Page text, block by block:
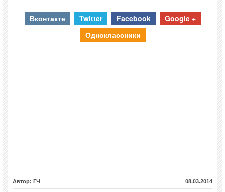
Вконтакте Twitter Facebook
Google +
Одноклассники
Автор: ГЧ 08.03.2014